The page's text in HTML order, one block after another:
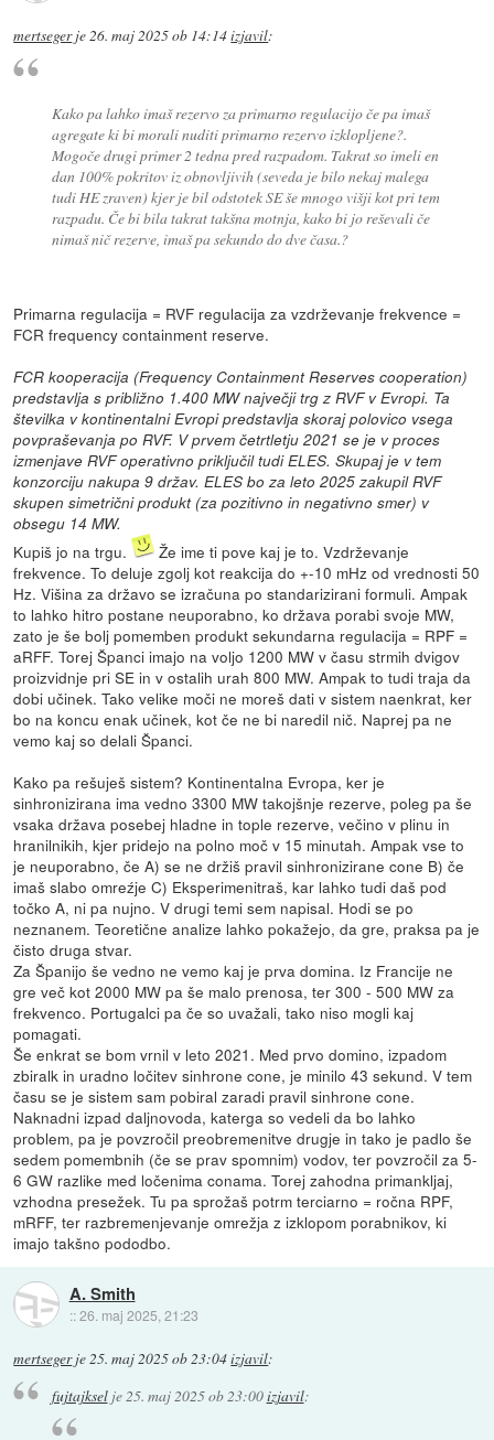
mertsegerje26. maj 2025 ob 14:14izjavil:
Kako pa lahko imaš rezervo za primarno regulacijo če pa imaš
agregate ki bi morali nuditi primarno rezervo izklopljene?.
Mogoče drugi primer 2 tedna pred razpadom. Takrat so imeli en
dan 100% pokritov iz obnovljivih (seveda je bilo nekaj malega
tudi HE zraven) kjer je bil odstotek SE še mnogo višji kot pri tem
razpadu. Če bi bila takrat takšna motnja, kako bi jo reševali če
nimaš nič rezerve, imaš pa sekundo do dve časa.?
Primarna regulacija = RVF regulacija za vzdrževanje frekvence =
FCR frequency containment reserve.
FCR kooperacija (Frequency Containment Reserves cooperation)
predstavlja s približno 1.400 MW največji trg z RVF v Evropi. Ta
številka v kontinentalni Evropi predstavlja skoraj polovico vsega
povpraševanja po RVF. V prvem četrtletju 2021 se je v proces
izmenjave RVF operativno priključil tudi ELES. Skupaj je v tem
konzorciju nakupa 9 držav. ELES bo za leto 2025 zakupil RVF
skupen simetrični produkt (za pozitivno in negativno smer) v
obsegu 14 MW.
Kupiš jo na trgu.
Že ime ti pove kaj je to. Vzdrževanje
frekvence. To deluje zgolj kot reakcija do +-10 mHz od vrednosti 50
Hz. Višina za državo se izračuna po standarizirani formuli. Ampak
to lahko hitro postane neuporabno, ko država porabi svoje MW,
zato je še bolj pomemben produkt sekundarna regulacija = RPF =
aRFF. Torej Španci imajo na voljo 1200 MW v času strmih dvigov
proizvidnje pri SE in v ostalih urah 800 MW. Ampak to tudi traja da
dobi učinek. Tako velike moči ne moreš dati v sistem naenkrat, ker
bo na koncu enak učinek, kot če ne bi naredil nič. Naprej pa ne
vemo kaj so delali Španci.
Kako pa rešuješ sistem? Kontinentalna Evropa, ker je
sinhronizirana ima vedno 3300 MW takojšnje rezerve, poleg pa še
vsaka država posebej hladne in tople rezerve, večino v plinu in
hranilnikih, kjer pridejo na polno moč v 15 minutah. Ampak vse to
je neuporabno, če A) se ne držiš pravil sinhronizirane cone B) če
imaš slabo omreźje C) Eksperimenitraš, kar lahko tudi daš pod
točko A, ni pa nujno. V drugi temi sem napisal. Hodi se po
neznanem. Teoretične analize lahko pokažejo, da gre, praksa pa je
čisto druga stvar.
Za Španijo še vedno ne vemo kaj je prva domina. Iz Francije ne
gre več kot 2000 MW pa še malo prenosa, ter 300 - 500 MW za
frekvenco. Portugalci pa če so uvažali, tako niso mogli kaj
pomagati.
Še enkrat se bom vrnil v leto 2021. Med prvo domino, izpadom
zbiralk in uradno ločitev sinhrone cone, je minilo 43 sekund. V tem
času se je sistem sam pobiral zaradi pravil sinhrone cone.
Naknadni izpad daljnovoda, katerga so vedeli da bo lahko
problem, pa je povzročil preobremenitve drugje in tako je padlo še
sedem pomembnih (če se prav spomnim) vodov, ter povzročil za 5-
6 GW razlike med ločenima conama. Torej zahodna primankljaj,
vzhodna presežek. Tu pa sprožaš potrm terciarno = ročna RPF,
mRFF, ter razbremenjevanje omrežja z izklopom porabnikov, ki
imajo takšno pododbo.
A. Smith
::26. maj 2025, 21:23
mertsegerje25. maj 2025 ob 23:04izjavil:
fujtajkselje 25. maj 2025 ob 23:00izjavil: